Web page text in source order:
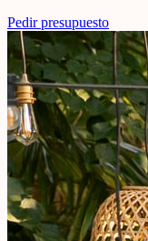
Pedir presupuesto